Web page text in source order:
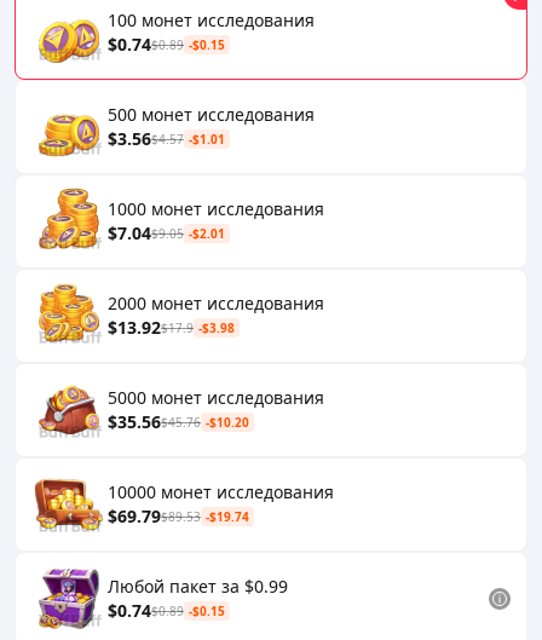
100 монет исследования
$0.74$0.89 -$0.15
500 монет исследования
$3.56$4.57 -$1.01
1000 монет исследования
$7.04$9.05 -$2.01
2000 монет исследования
$13.92$17.9 -$3.98
5000 монет исследования
$35.56$45.76 -$10.20
10000 монет исследования
$69.79$89.53 -$19.74
Любой пакет за $0.99
$0.74$0.89 -$0.15